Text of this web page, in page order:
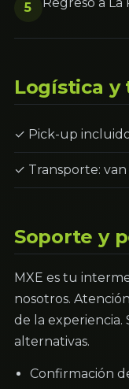
5
Logística y
✓ Pick-up
✓ Transporte: van
Soporte y
MXE es tu
nosotros.
de la experiencia.
alternativas.
Confirmación